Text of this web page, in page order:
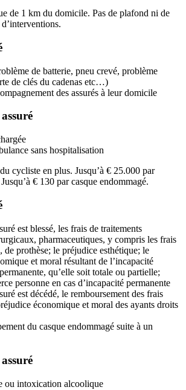
de 1 km du domicile. Pas de plafond ni de
de batterie, pneu crevé, problème
de clés du cadenas etc…)
des assurés à leur domicile
sans hospitalisation
cycliste en plus. Jusqu’à € 25.000 par
€ 130 par casque endommagé.
est blessé, les frais de traitements
pharmaceutiques, y compris les frais
de prothèse; le préjudice esthétique; le
et moral résultant de l’incapacité
qu’elle soit totale ou partielle;
personne en cas d’incapacité permanente
est décédé, le remboursement des frais
économique et moral des ayants droits
du casque endommagé suite à un
ou intoxication alcoolique